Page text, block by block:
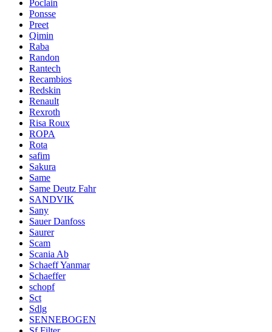
Poclain
Ponsse
Preet
Qimin
Raba
Randon
Rantech
Recambios
Redskin
Renault
Rexroth
Risa Roux
ROPA
Rota
safim
Sakura
Same
Same Deutz Fahr
SANDVIK
Sany
Sauer Danfoss
Saurer
Scam
Scania Ab
Schaeff Yanmar
Schaeffer
schopf
Sct
Sdlg
SENNEBOGEN